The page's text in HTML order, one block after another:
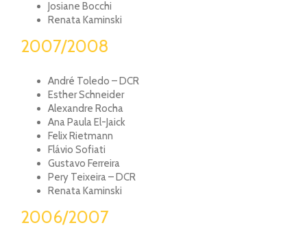
Josiane Bocchi
Renata Kaminski
2007/2008
André Toledo – DCR
Esther Schneider
Alexandre Rocha
Ana Paula El-Jaick
Felix Rietmann
Flávio Sofiati
Gustavo Ferreira
Pery Teixeira – DCR
Renata Kaminski
2006/2007